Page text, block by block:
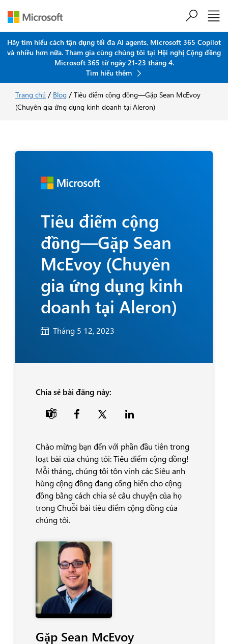
Chuyển đến nội dung chính
Hãy tìm hiểu cách tận dụng tối đa AI agents, Microsoft 365 Copilot
và nhiều hơn nữa. Tham gia cùng chúng tôi tại Hội nghị Cộng đồng
Microsoft 365 từ ngày 21-23 tháng 4.
Tìm hiểu thêm
Trang chủ / Blog /Tiêu điểm cộng đồng—Gặp Sean McEvoy
(Chuyên gia ứng dụng kinh doanh tại Aleron)
Tiêu điểm cộng
đồng—Gặp Sean
McEvoy (Chuyên
gia ứng dụng kinh
doanh tại Aleron)
Tháng 5 12, 2023
Chia sẻ bài đăng này:

Chào mừng bạn đến với phần đầu tiên trong
loạt bài của chúng tôi: Tiêu điểm cộng đồng!
Mỗi tháng, chúng tôi tôn vinh các Siêu anh
hùng cộng đồng đang cống hiến cho cộng
đồng bằng cách chia sẻ câu chuyện của họ
trong Chuỗi bài tiêu điểm cộng đồng của
chúng tôi.
Gặp Sean McEvoy